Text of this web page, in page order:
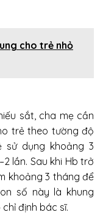
cho trẻ nhỏ
sắt, cha mẹ cần
trẻ theo tường độ
sử dụng khoảng 3
lần. Sau khi Hb trở
khoảng 3 tháng để
số này là khung
định bác sĩ.